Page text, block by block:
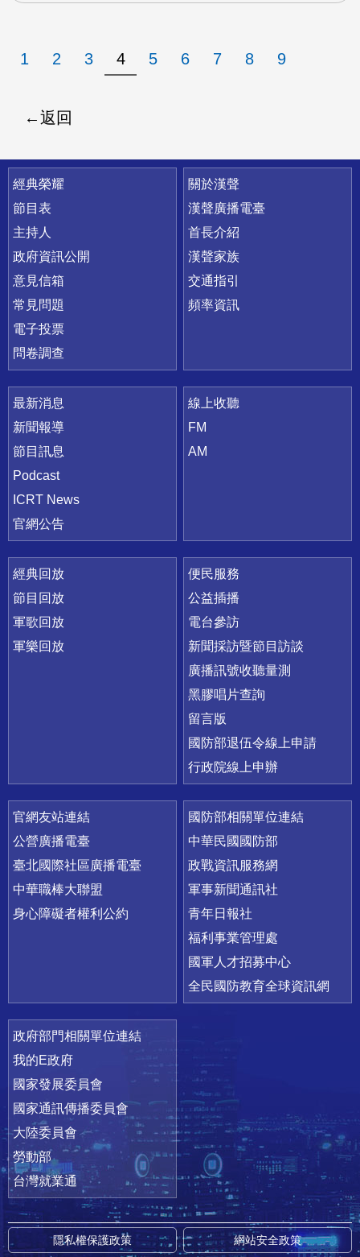
1 2 3 4 5 6 7 8 9
返回
快速連結
經典榮耀
節目表
主持人
政府資訊公開
意見信箱
常見問題
電子投票
問卷調查
關於漢聲
漢聲廣播電臺
首長介紹
漢聲家族
交通指引
頻率資訊
最新消息
新聞報導
節目訊息
Podcast
ICRT News
官網公告
線上收聽
FM
AM
經典回放
節目回放
軍歌回放
軍樂回放
便民服務
公益插播
電台參訪
新聞採訪暨節目訪談
廣播訊號收聽量測
黑膠唱片查詢
留言版
國防部退伍令線上申請
行政院線上申辦
官網友站連結
公營廣播電臺
臺北國際社區廣播電臺
中華職棒大聯盟
身心障礙者權利公約
國防部相關單位連結
中華民國國防部
政戰資訊服務網
軍事新聞通訊社
青年日報社
福利事業管理處
國軍人才招募中心
全民國防教育全球資訊網
政府部門相關單位連結
我的E政府
國家發展委員會
國家通訊傳播委員會
大陸委員會
勞動部
台灣就業通
隱私權保護政策 網站安全政策